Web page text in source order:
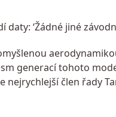
‘Žádné jiné
generací tohoto
člen řady